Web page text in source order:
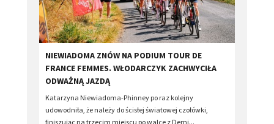
​NIEWIADOMA ZNÓW NA PODIUM TOUR DE
FRANCE FEMMES. WŁODARCZYK ZACHWYCIŁA
ODWAŻNĄ JAZDĄ
Katarzyna Niewiadoma-Phinney po raz kolejny
udowodniła, że należy do ścisłej światowej czołówki,
finiszując na trzecim miejscu po walce z Demi...